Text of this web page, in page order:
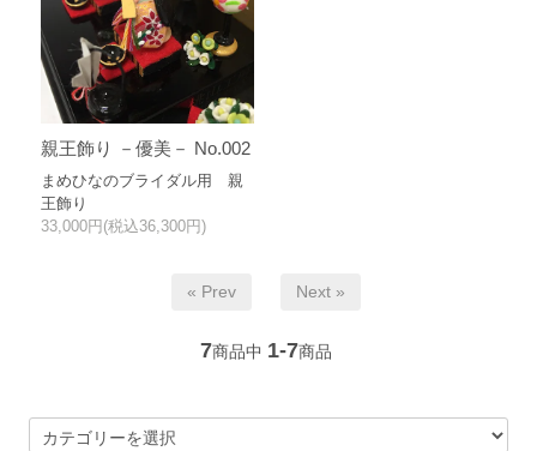
親王飾り －優美－ No.002
まめひなのブライダル用 親
王飾り
33,000円(税込36,300円)
« Prev Next »
7商品中 1-7商品